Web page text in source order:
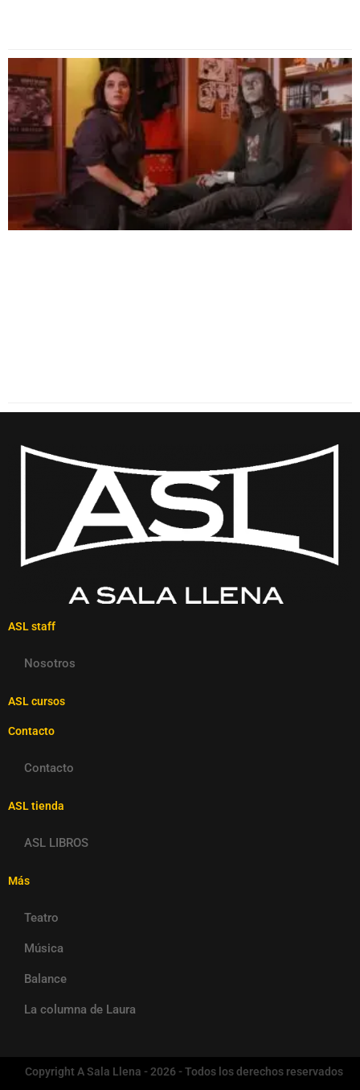
ASL staff
Nosotros
ASL cursos
Contacto
Contacto
ASL tienda
ASL LIBROS
Más
Teatro
Música
Balance
La columna de Laura
Copyright A Sala Llena - 2026 - Todos los derechos reservados